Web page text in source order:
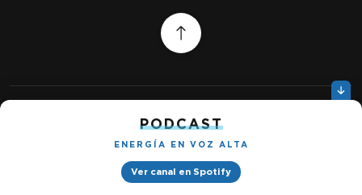
PODCAST
ENERGÍA EN VOZ ALTA
Ver canal en Spotify
Política de privacidad
Petróleo & Energía © 2026